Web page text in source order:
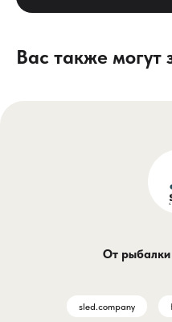
Вас также могут
От рыбалки
sled.company